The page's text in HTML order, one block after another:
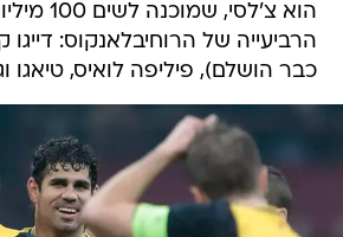
הוא צ'לסי,
הרביעייה של הרוחיבלאנקוס:
כבר הושלם), פיליפה לואיס, טיאגו